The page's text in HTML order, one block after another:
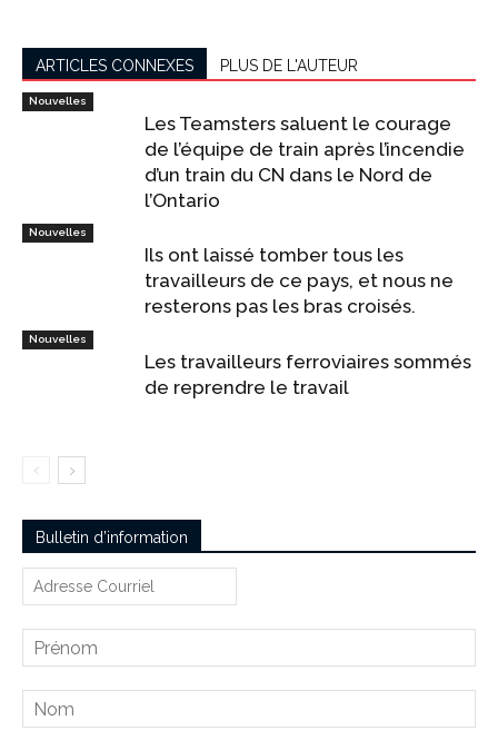
ARTICLES CONNEXES PLUS DE L'AUTEUR
Nouvelles
Les Teamsters saluent le courage
de l’équipe de train après l’incendie
d’un train du CN dans le Nord de
l’Ontario
Nouvelles
Ils ont laissé tomber tous les
travailleurs de ce pays, et nous ne
resterons pas les bras croisés.
Nouvelles
Les travailleurs ferroviaires sommés
de reprendre le travail
Bulletin d’information